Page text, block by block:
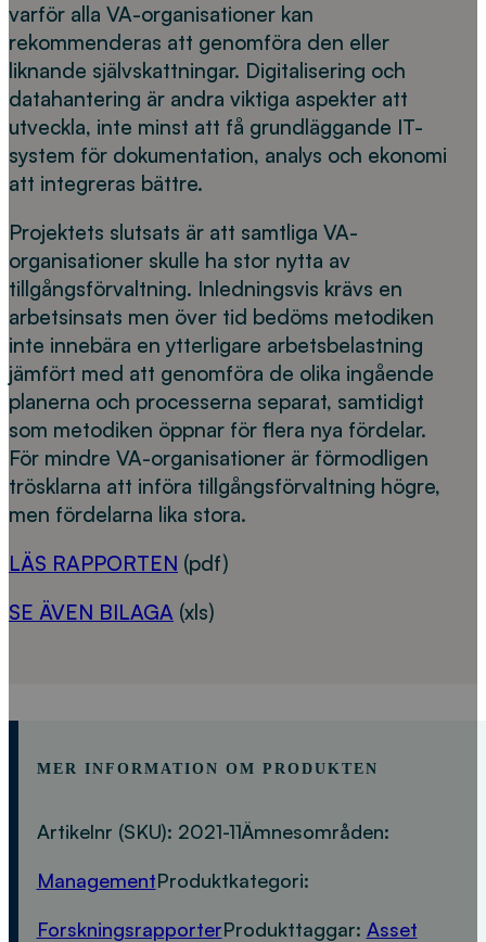
varför alla VA-organisationer kan
rekommenderas att genomföra den eller
liknande självskattningar. Digitalisering och
datahantering är andra viktiga aspekter att
utveckla, inte minst att få grundläggande IT-
system för dokumentation, analys och ekonomi
att integreras bättre.
Projektets slutsats är att samtliga VA-
organisationer skulle ha stor nytta av
tillgångsförvaltning. Inledningsvis krävs en
arbetsinsats men över tid bedöms metodiken
inte innebära en ytterligare arbetsbelastning
jämfört med att genomföra de olika ingående
planerna och processerna separat, samtidigt
som metodiken öppnar för flera nya fördelar.
För mindre VA-organisationer är förmodligen
trösklarna att införa tillgångsförvaltning högre,
men fördelarna lika stora.
LÄS RAPPORTEN (pdf)
SE ÄVEN BILAGA (xls)
MER INFORMATION OM PRODUKTEN
Artikelnr (SKU): 2021-11Ämnesområden:
ManagementProduktkategori:
ForskningsrapporterProdukttaggar: Asset